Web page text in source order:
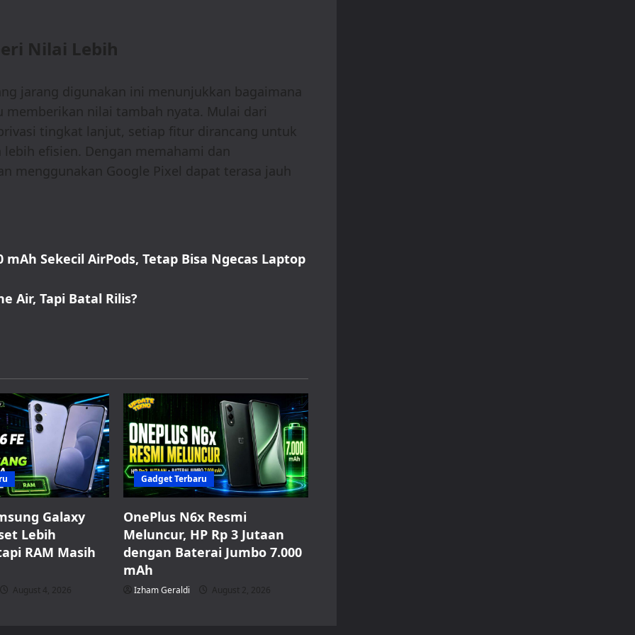
Nilai Lebih
jarang digunakan ini menunjukkan bagaimana
nilai tambah nyata. Mulai dari
tingkat lanjut, setiap fitur dirancang untuk
efisien. Dengan memahami dan
menggunakan Google Pixel dapat terasa jauh
Sekecil AirPods, Tetap Bisa Ngecas Laptop
Air, Tapi Batal Rilis?
Galaxy
Lebih
RAM Masih
August 4, 2026
Gadget Terbaru
OnePlus N6x Resmi
Meluncur, HP Rp 3 Jutaan
dengan Baterai Jumbo 7.000
mAh
Izham Geraldi August 2, 2026